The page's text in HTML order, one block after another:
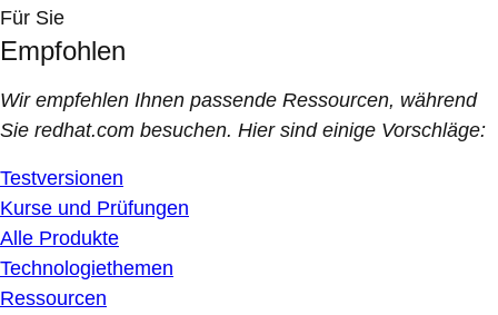
Für Sie
Empfohlen
Wir empfehlen Ihnen passende Ressourcen, während
Sie redhat.com besuchen. Hier sind einige Vorschläge:
Testversionen
Kurse und Prüfungen
Alle Produkte
Technologiethemen
Ressourcen